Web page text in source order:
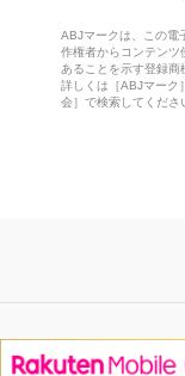
ABJマークは、この電
作権者からコンテンツ
あることを示す登録
詳しくは［ABJマーク
会］で検索してくださ